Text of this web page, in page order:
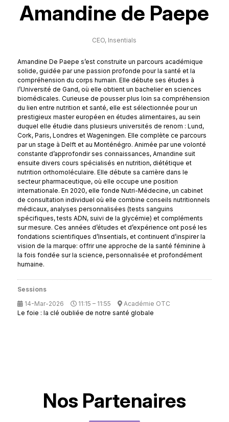
Amandine de Paepe
CEO, Insentials
Amandine De Paepe s’est construite un parcours académique
solide, guidée par une passion profonde pour la santé et la
compréhension du corps humain. Elle débute ses études à
l’Université de Gand, où elle obtient un bachelier en sciences
biomédicales. Curieuse de pousser plus loin sa compréhension
du lien entre nutrition et santé, elle est sélectionnée pour un
prestigieux master européen en études alimentaires, au sein
duquel elle étudie dans plusieurs universités de renom : Lund,
Cork, Paris, Londres et Wageningen. Elle complète ce parcours
par un stage à Delft et au Monténégro. Animée par une volonté
constante d’approfondir ses connaissances, Amandine suit
ensuite divers cours spécialisés en nutrition, diététique et
nutrition orthomoléculaire. Elle débute sa carrière dans le
secteur pharmaceutique, où elle occupe une position
internationale. En 2020, elle fonde Nutri-Médecine, un cabinet
de consultation individuel où elle combine conseils nutritionnels
médicaux, analyses personnalisées (tests sanguins
spécifiques, tests ADN, suivi de la glycémie) et compléments
sur mesure. Ces années d’études et d’expérience ont posé les
fondations scientifiques d’Insentials, et continuent d’inspirer la
vision de la marque: offrir une approche de la santé féminine à
la fois fondée sur la science, personnalisée et profondément
humaine.
Sessions
14-Mar-2026
11:15 – 11:55
Académie OTC
Le foie : la clé oubliée de notre santé globale
Nos Partenaires